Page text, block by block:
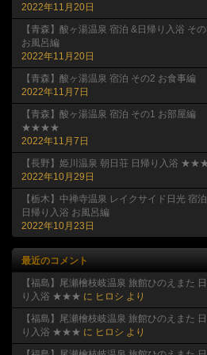
2022年11月20日
【青森】酸ヶ湯温泉 宿泊 &日帰り入浴 そ
お風呂編
2022年11月20日
【青森】酸ヶ湯温泉 宿泊 その2 お食事編
2022年11月7日
【青森】酸ヶ湯温泉 宿泊 その1 お部屋編
★★★★
2022年11月7日
【長野】姫川温泉 朝日荘 日帰り入浴
2022年10月29日
【栃木】中禅寺温泉 レイクサイド日光 宿
日帰り入浴 お風呂編
2022年10月23日
最近のコメント
【福島】尾瀬檜枝岐温泉 旅館ひのえまた
り入浴 ★★★ に ヒロシ より
【福島】尾瀬檜枝岐温泉 旅館ひのえまた
り入浴 ★★★ に ヒロシ より